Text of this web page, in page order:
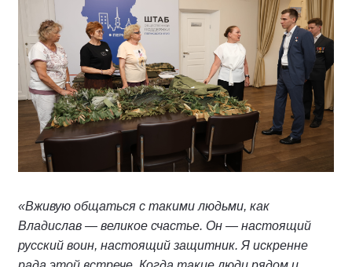
«Вживую общаться с такими людьми, как
Владислав — великое счастье. Он — настоящий
русский воин, настоящий защитник. Я искренне